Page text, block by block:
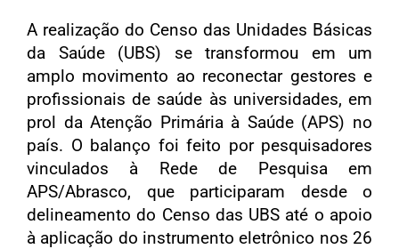
A realização do Censo das Unidades Básicas
da Saúde (UBS) se transformou em um
amplo movimento ao reconectar gestores e
profissionais de saúde às universidades, em
prol da Atenção Primária à Saúde (APS) no
país. O balanço foi feito por pesquisadores
vinculados à Rede de Pesquisa em
APS/Abrasco, que participaram desde o
delineamento do Censo das UBS até o apoio
à aplicação do instrumento eletrônico nos 26